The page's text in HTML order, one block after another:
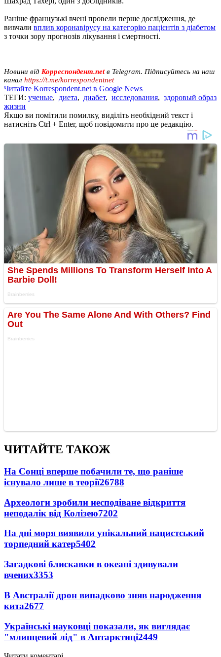
Раніше французькі вчені провели перше дослідження, де
вивчали вплив коронавірусу на категорію пацієнтів з діабетом
з точки зору прогнозів лікування і смертності.
Новини від Корреспондент.netв Telegram. Підписуйтесь на наш
канал https://t.me/korrespondentnet
Читайте Korrespondent.net в Google News
ТЕГИ: ученые, диета, диабет, исследования, здоровый образ
жизни
Якщо ви помітили помилку, виділіть необхідний текст і
натисніть Ctrl + Enter, щоб повідомити про це редакцію.
ЧИТАЙТЕ ТАКОЖ
На Сонці вперше побачили те, що раніше
існувало лише в теорії26788
Археологи зробили несподіване відкриття
неподалік від Колізею7202
На дні моря виявили унікальний нацистський
торпедний катер5402
Загадкові блискавки в океані здивували
вчених3353
В Австралії дрон випадково зняв народження
кита2677
Українські науковці показали, як виглядає
"млинцевий лід" в Антарктиці2449